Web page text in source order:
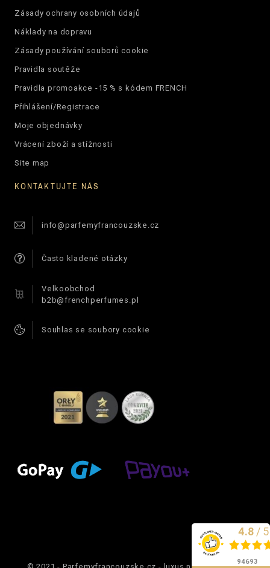
Zásady ochrany osobních údajů
Náklady na dopravu
Zásady používání souborů cookie
Pravidla soutěže
Pravidla promoakce -15 % s kódem FRENCH
Přihlášení/Registrace
Moje objednávky
Vrácení zboží a stížnosti
Site map
KONTAKTUJTE NÁS
info@parfemyfrancouzske.cz
Často kladené otázky
Velkoobchod
b2b@frenchperfumes.pl
Souhlas se soubory cookie
Vynikající4.8 / 5
94693